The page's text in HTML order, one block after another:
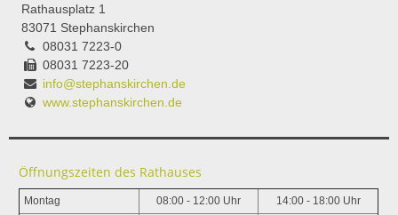
Rathausplatz 1
83071 Stephanskirchen
08031 7223-0
08031 7223-20
info@stephanskirchen.de
www.stephanskirchen.de
Öffnungszeiten des Rathauses
Montag 08:00 - 12:00 Uhr 14:00 - 18:00 Uhr